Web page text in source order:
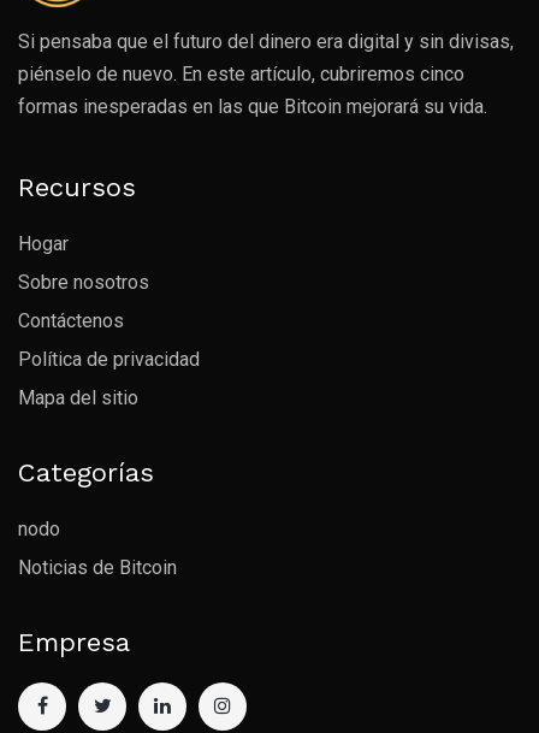
Si pensaba que el futuro del dinero era digital y sin divisas,
piénselo de nuevo. En este artículo, cubriremos cinco
formas inesperadas en las que Bitcoin mejorará su vida.
Recursos
Hogar
Sobre nosotros
Contáctenos
Política de privacidad
Mapa del sitio
Categorías
nodo
Noticias de Bitcoin
Empresa